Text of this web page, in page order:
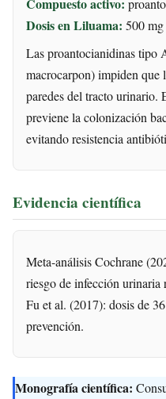
Compuesto activo:
Dosis en Liluama: 500 mg
Las proantocianidinas tipo
macrocarpon) impiden que
paredes del tracto urinario.
previene la colonización
evitando resistencia
Evidencia científica
Meta-análisis Cochrane
riesgo de infección urinaria
Fu et al. (2017): dosis de
prevención.
Monografía científica: